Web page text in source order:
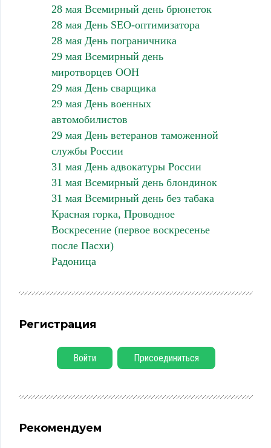
28 мая Всемирный день брюнеток
28 мая День SEO-оптимизатора
28 мая День пограничника
29 мая Всемирный день
миротворцев ООН
29 мая День сварщика
29 мая День военных
автомобилистов
29 мая День ветеранов таможенной
службы России
31 мая День адвокатуры России
31 мая Всемирный день блондинок
31 мая Всемирный день без табака
Красная горка, Проводное
Воскресение (первое воскресенье
после Пасхи)
Радоница
Регистрация
Войти Присоединиться
Рекомендуем